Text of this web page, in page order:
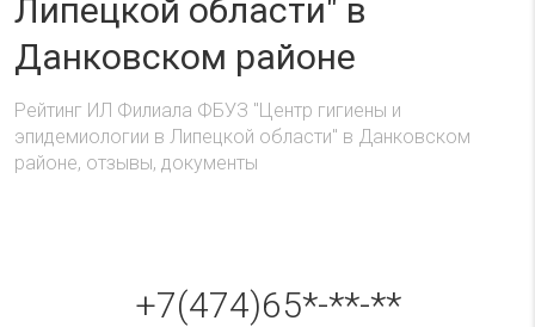
Липецкой области" в
Данковском районе
Рейтинг ИЛ Филиала ФБУЗ "Центр гигиены и
эпидемиологии в Липецкой области" в Данковском
районе, отзывы, документы
+7(474)65*-**-**